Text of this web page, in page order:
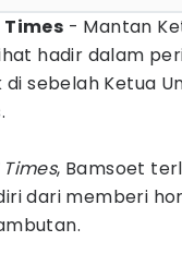
- Mantan
hadir dalam
sebelah Ketua
Times, Bamsoet
dari memberi